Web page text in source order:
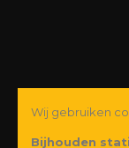
© Copyright 2026
Wij gebruiken
Bijhouden